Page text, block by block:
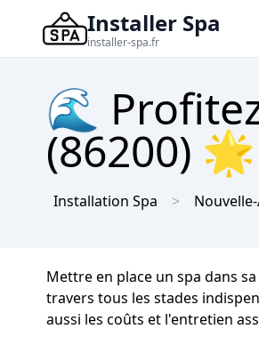
Installer Spa
installer-spa.fr
🌊
(86200)
Installation Spa
Mettre en place un spa dans
travers tous les stades
aussi les coûts et l'entretien